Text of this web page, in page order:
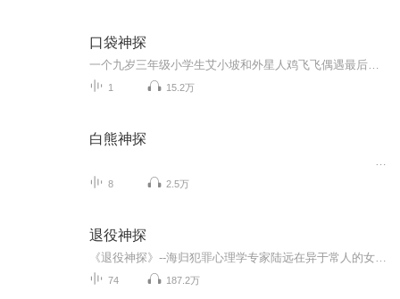
口袋神探
1 15.2万
白熊神探
8 2.5万
退役神探
74 187.2万